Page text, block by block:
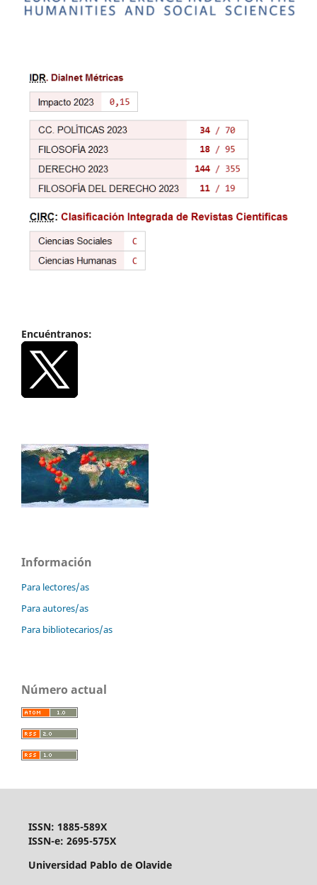
Encuéntranos:
Información
Para lectores/as
Para autores/as
Para bibliotecarios/as
Número actual
ISSN: 1885-589X
ISSN-e: 2695-575X
Universidad Pablo de Olavide